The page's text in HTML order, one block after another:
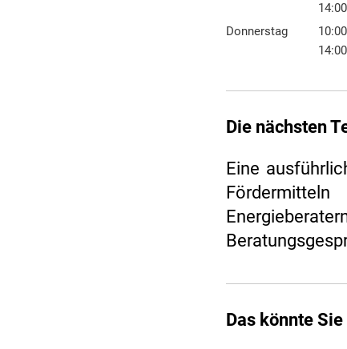
Von
14:00
Von
Donnerstag 10:00
Von
14:00
Die nächsten
Eine
Das könnte